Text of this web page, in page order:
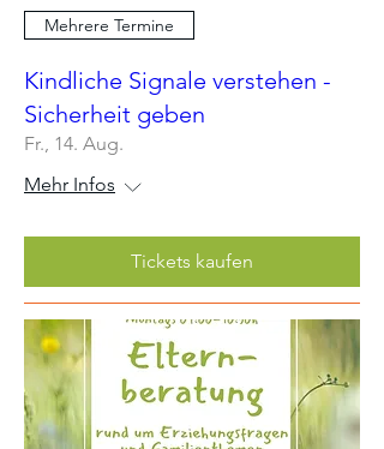
Mehrere Termine
Kindliche Signale verstehen -
Sicherheit geben
Fr., 14. Aug.
Mehr Infos
Tickets kaufen